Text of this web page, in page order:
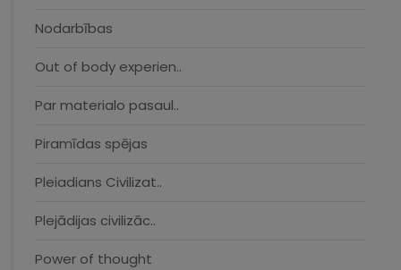
Nodarbības
Out of body experien..
Par materialo pasaul..
Piramīdas spējas
Pleiadians Civilizat..
Plejādijas civilizāc..
Power of thought